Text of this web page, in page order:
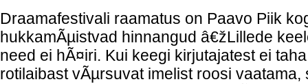
Draamafestivali raamatus on Paavo Piik
hukkamÃµistvad hinnangud â€žLillede
need ei hÃ¤iri. Kui keegi kirjutajatest ei
rotilaibast vÃµrsuvat imelist roosi